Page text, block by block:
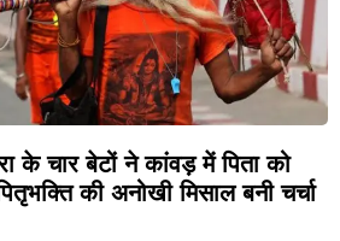
चार बेटों ने कांवड़ में पिता को
की अनोखी मिसाल बनी चर्चा